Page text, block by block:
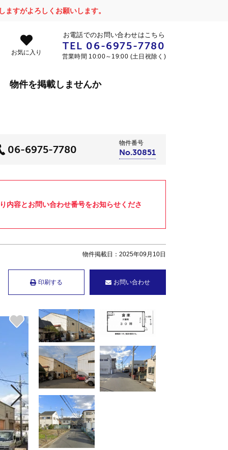
すがよろしくお願いします。
お気に入り
お電話でのお問い合わせはこちら
TEL 06-6975-7780
営業時間 10:00～19:00 (土日祝除く)
物件を掲載しませんか
06-6975-7780
物件番号
No.30851
内容とお問い合わせ番号をお知らせくださ
物件掲載日：2025年09月10日
印刷する お問い合わせ